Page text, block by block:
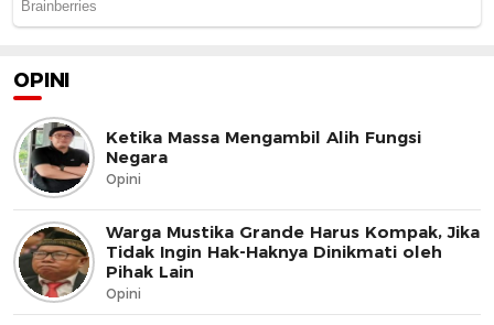
OPINI
Ketika Massa Mengambil Alih Fungsi
Negara
Opini
Warga Mustika Grande Harus Kompak, Jika
Tidak Ingin Hak-Haknya Dinikmati oleh
Pihak Lain
Opini